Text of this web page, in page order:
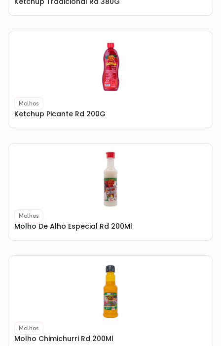
Molhos
Ketchup Picante Rd 200G
Molhos
Molho De Alho Especial Rd 200Ml
Molhos
Molho Chimichurri Rd 200Ml